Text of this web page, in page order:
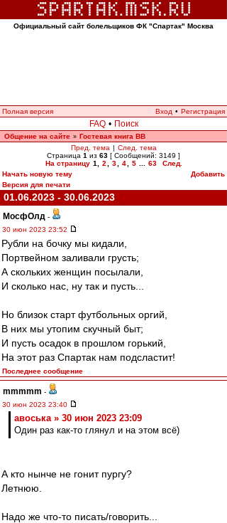
Официальный сайт болельщиков ФК "Спартак" Москва
Полная версия Вход • Регистрация
FAQ • Поиск
Общение на сайте » Гостевая книга ВВ
Пред. тема | След. тема
Страница 1 из 63 [ Сообщений: 3149 ]
На страницу 1 2 3 4 5 63
След.
Начать новую тему
Добавить
Версия для печати
01.06.2023 - 30.06.2023
МосфОлд -
30 июн 2023 23:52
Рубли на бочку мы кидали,
Портвейном заливали грусть;
А скольких женщин посылали,
И сколько нас, ну так и пусть...
Но близок старт футбольных оргий,
В них мы утопим скучный быт;
И пусть осадок в прошлом горький,
На этот раз Спартак нам подсластит!
Последнее сообщение
mmmmm -
30 июн 2023 23:40
авоська » 30 июн 2023 23:09
Один раз как-то глянул и на этом всё)
А кто нынче не гонит пургу?
Летнюю.
Надо же что-то писать/говорить...